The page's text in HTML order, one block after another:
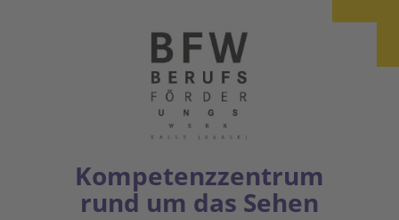
Kompetenzzentrum
rund um das Sehen